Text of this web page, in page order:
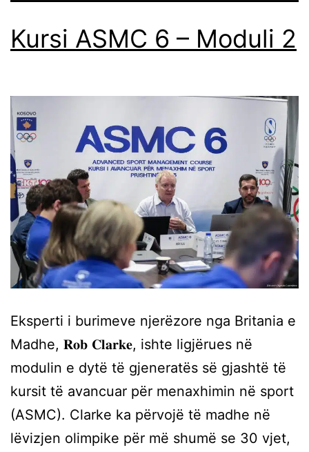
Kursi ASMC 6 – Moduli 2
Eksperti i burimeve njerëzore nga Britania e
Madhe, 𝐑𝐨𝐛 𝐂𝐥𝐚𝐫𝐤𝐞, ishte ligjërues në
modulin e dytë të gjeneratës së gjashtë të
kursit të avancuar për menaxhimin në sport
(ASMC). Clarke ka përvojë të madhe në
lëvizjen olimpike për më shumë se 30 vjet,